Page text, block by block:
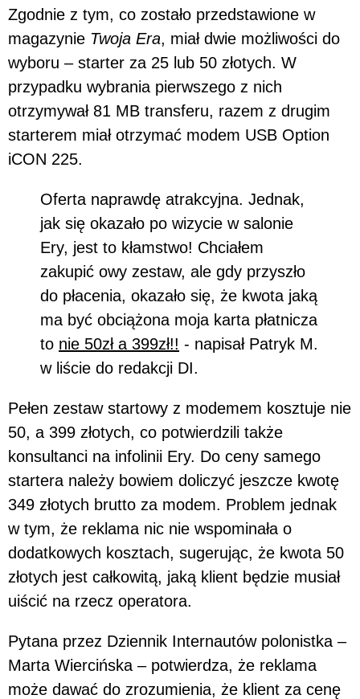
Zgodnie z tym, co zostało przedstawione w
magazynie Twoja Era, miał dwie możliwości do
wyboru – starter za 25 lub 50 złotych. W
przypadku wybrania pierwszego z nich
otrzymywał 81 MB transferu, razem z drugim
starterem miał otrzymać modem USB Option
iCON 225.
Oferta naprawdę atrakcyjna. Jednak,
jak się okazało po wizycie w salonie
Ery, jest to kłamstwo! Chciałem
zakupić owy zestaw, ale gdy przyszło
do płacenia, okazało się, że kwota jaką
ma być obciążona moja karta płatnicza
to nie 50zł a 399zł!! - napisał Patryk M.
w liście do redakcji DI.
Pełen zestaw startowy z modemem kosztuje nie
50, a 399 złotych, co potwierdzili także
konsultanci na infolinii Ery. Do ceny samego
startera należy bowiem doliczyć jeszcze kwotę
349 złotych brutto za modem. Problem jednak
w tym, że reklama nic nie wspominała o
dodatkowych kosztach, sugerując, że kwota 50
złotych jest całkowitą, jaką klient będzie musiał
uiścić na rzecz operatora.
Pytana przez Dziennik Internautów polonistka –
Marta Wiercińska – potwierdza, że reklama
może dawać do zrozumienia, że klient za cenę